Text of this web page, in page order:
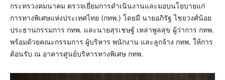
กระทรวงคมนาคม ตรวจเยี่ยมการดำเนินงานและมอบนโยบายแก่
การทางพิเศษแห่งประเทศไทย (กทพ.) โดยมี นายอภิรัฐ ไชยวงศ์น้อย
ประธานกรรมการ กทพ. และนายสุรเชษฐ์ เหล่าพูลสุข ผู้ว่าการ กทพ.
พร้อมด้วยคณะกรรมการ ผู้บริหาร พนักงาน และลูกจ้าง กทพ. ให้การ
ต้อนรับ ณ อาคารศูนย์บริหารทางพิเศษ กทพ.